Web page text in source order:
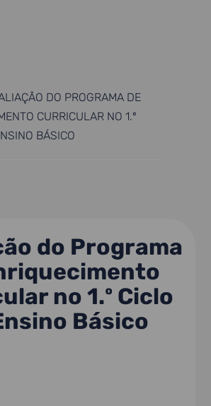
DO PROGRAMA DE
CURRICULAR NO 1.º
BÁSICO
do Programa
no 1.º Ciclo
Básico